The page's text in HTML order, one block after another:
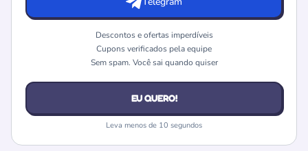
Descontos e ofertas imperdíveis
Cupons verificados pela equipe
Sem spam. Você sai quando quiser
EU QUERO!
Leva menos de 10 segundos